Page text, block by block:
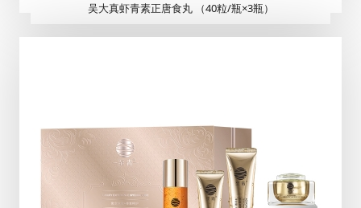
吴大真虾青素正唐食丸 （40粒/瓶×3瓶）